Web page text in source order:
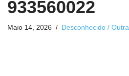
933560022
Maio 14, 2026 Desconhecido / Outra